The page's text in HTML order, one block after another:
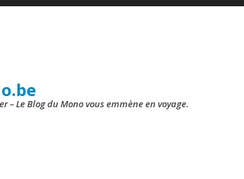
– Le Blog du Mono vous emmène en voyage.